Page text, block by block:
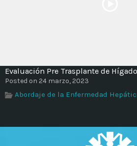
Evaluación Pre Trasplante de
Posted on 24 marzo, 2023
Abordaje de la Enfermedad